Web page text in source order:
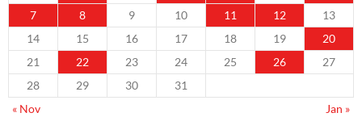
7
8 9 10 11 12
13
14
15 16 17 18 19
20
21
22 23 24 25 26
27
28
29 30
31
« Nov
Jan »